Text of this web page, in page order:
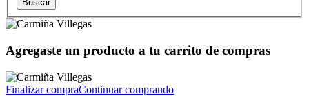
Agregaste un producto a tu carrito de compras
Finalizar compraContinuar comprando